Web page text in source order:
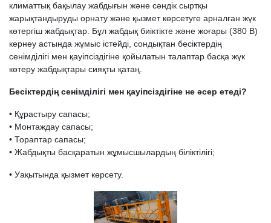
климаттық бақылау жабдығын және сәндік сыртқы
жарықтандыруды орнату және қызмет көрсетуге арналған жүк
көтергіш жабдықтар. Бұл жабдық биіктікте және жоғары (380 В)
кернеу астында жұмыс істейді, сондықтан бесіктердің
сенімділігі мен қауіпсіздігіне қойылатын талаптар басқа жүк
көтеру жабдықтары сияқты қатаң.
Бесіктердің сенімділігі мен қауіпсіздігіне не әсер етеді?
• Құрастыру сапасы;
• Монтаждау сапасы;
• Тораптар сапасы;
• Жабдықты басқаратын жұмысшылардың біліктілігі;
• Уақытында қызмет көрсету.